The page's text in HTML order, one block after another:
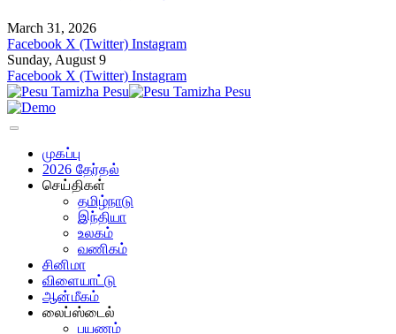
March 31, 2026
Facebook X (Twitter) Instagram
Sunday, August 9
Facebook X (Twitter) Instagram
முகப்பு
2026 தேர்தல்
செய்திகள்
தமிழ்நாடு
இந்தியா
உலகம்
வணிகம்
சினிமா
விளையாட்டு
ஆன்மீகம்
லைப்ஸ்டைல்
பயணம்